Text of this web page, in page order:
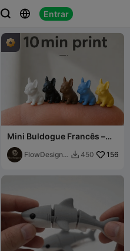
  Entrar
 
Mini Buldogue Francês –
Filhote Detalhado de
Impressão Rápida
FlowDesigne
 450 156